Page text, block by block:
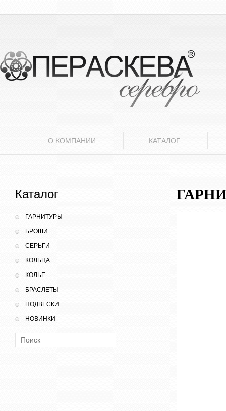
О КОМПАНИИ КАТАЛОГ
Каталог
ГАРНИТУРЫ
БРОШИ
СЕРЬГИ
КОЛЬЦА
КОЛЬЕ
БРАСЛЕТЫ
ПОДВЕСКИ
НОВИНКИ
Поиск: